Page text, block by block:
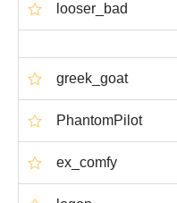
looser_bad
greek_goat
PhantomPilot
ex_comfy